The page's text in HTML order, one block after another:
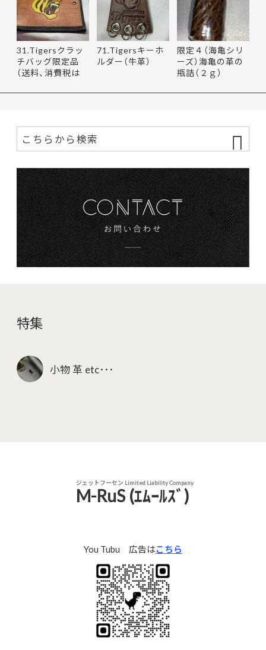
31.Tigersクラッ
チバッグ限定品
（送料、消費税は
71.Tigersキーホ
ルダー（牛革）
限定４（海亀シリ
ーズ）海亀の革の
瓶詰（２ｇ）
特集
小物 革 etc･･･
ジェットフーセン Limited Liability Company
M-RuS (ｴﾑｰﾙｽﾞ)
You Tubu 広告はこちら